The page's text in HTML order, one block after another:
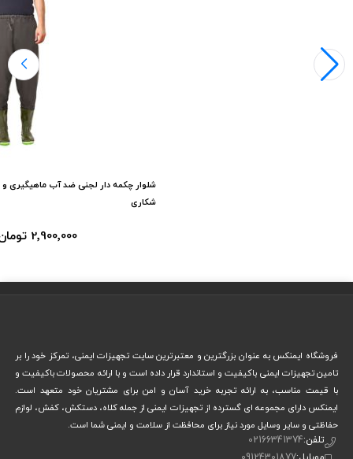
چکمه ماهیگیری صیادی اصل و ضد آب برای فعالیت‌های مختلف محیطی
طراحی شده است. شما می‌توانید از آن برای ماهیگیری، صیادی، گردش در
محیط‌های گل‌آلود و حتی کار در محیط‌های صنعتی مرطوب استفاده کنید. این
چکمه، محافظت کامل پاها در برابر رطوبت و لغزش را تضمین می‌کند و راحتی
در برابر روغن و مواد محیطی، آن را به گزینه‌ای ایده‌آل برای فعالیت‌های
ویژگی هایچکمه ماهیگیری فوکا تا سینه صیادی اصل و ضد
چکمه ماهیگیری تا سینه اصل از لاستیک با کیفیت و مقاوم ساخته شده
است که به‌طور کامل ضد آب است. این ویژگی باعث می‌شود حتی در
محیط‌های گل‌آلود، بارانی یا باتلاقی، پاهای شما خشک بماند و رطوبت و سرما به
شلوار چکمه دار لجنی ضد آب ماهیگیری و
شکاری
2٬900٬000 تومان
فروشگاه ایمنکس به عنوان بزرگترین و معتبرترین سایت تجهیزات ایمنی، تمرکز خود را بر
تامین تجهیزات ایمنی باکیفیت و استاندارد قرار داده است و با ارائه محصولات باکیفیت و
با قیمت مناسب، به ارائه تجربه خرید آسان و امن برای مشتریان خود متعهد است.
ایمنکس دارای مجموعه ای گسترده از تجهیزات ایمنی از جمله کلاه، دستکش، کفش، لوازم
حفاظتی و سایر وسایل مورد نیاز برای محافظت از سلامت و ایمنی شما است.
تلفن:02166341374